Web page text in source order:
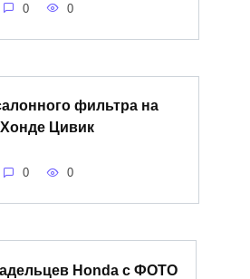
0 0
фильтра на
Хонде Цивик
0 0
Honda с ФОТО